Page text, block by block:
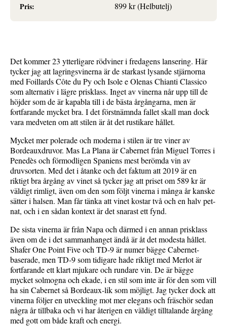
Pris:
899 kr (Helbutelj)
Det kommer 23 ytterligare rödviner i fredagens lansering. Här
tycker jag att lagringsvinerna är de starkast lysande stjärnorna
med Foillards Côte du Py och Isole e Olenas Chianti Classico
som alternativ i lägre prisklass. Inget av vinerna når upp till de
höjder som de är kapabla till i de bästa årgångarna, men är
fortfarande mycket bra. I det förstnämnda fallet skall man dock
vara medveten om att stilen är åt det rustikare hållet.
Mycket mer polerade och moderna i stilen är tre viner av
Bordeauxdruvor. Mas La Plana är Cabernet från Miguel Torres i
Penedès och förmodligen Spaniens mest berömda vin av
druvsorten. Med det i åtanke och det faktum att 2019 är en
riktigt bra årgång av vinet så tycker jag att priset om 589 kr är
väldigt rimligt, även om den som följt vinerna i många år kanske
sätter i halsen. Man får tänka att vinet kostar två och en halv pet-
nat, och i en sådan kontext är det snarast ett fynd.
De sista vinerna är från Napa och därmed i en annan prisklass
även om de i det sammanhanget ändå är åt det modesta hållet.
Shafer One Point Five och TD-9 är numer bägge Cabernet-
baserade, men TD-9 som tidigare hade rikligt med Merlot är
fortfarande ett klart mjukare och rundare vin. De är bägge
mycket solmogna och ekade, i en stil som inte är för den som vill
ha sin Cabernet så Bordeaux-lik som möjligt. Jag tycker dock att
vinerna följer en utveckling mot mer elegans och fräschör sedan
några år tillbaka och vi har återigen en väldigt tilltalande årgång
med gott om både kraft och energi.